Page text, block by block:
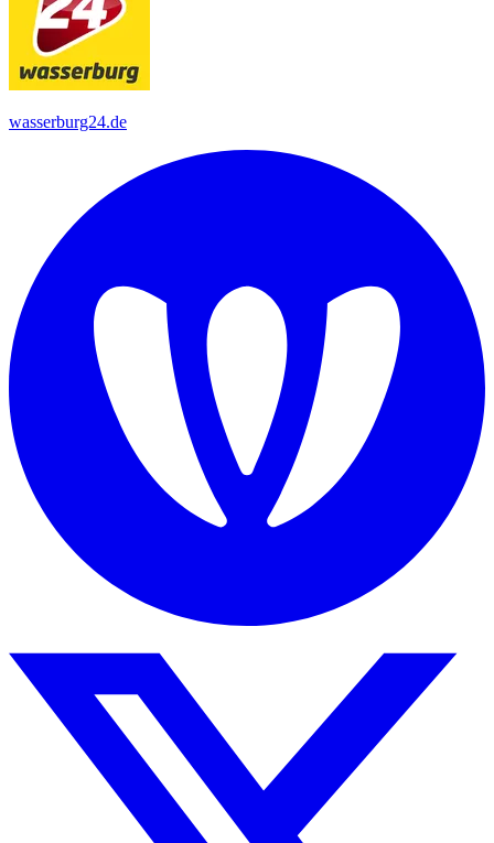
wasserburg24.de